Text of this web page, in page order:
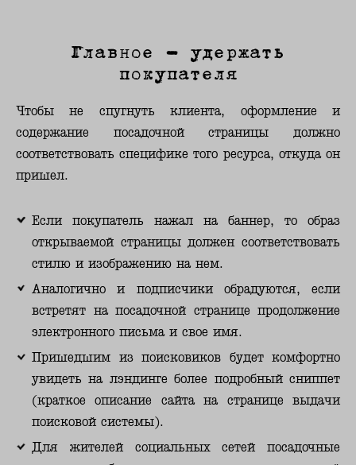
Главное – удержать
покупателя
Чтобы не спугнуть клиента, оформление и
содержание посадочной страницы должно
соответствовать специфике того ресурса, откуда он
пришел.
Если покупатель нажал на баннер, то образ
открываемой страницы должен соответствовать
стилю и изображению на нем.
Аналогично и подписчики обрадуются, если
встретят на посадочной странице продолжение
электронного письма и свое имя.
Пришедшим из поисковиков будет комфортно
увидеть на лэндинге более подробный сниппет
(краткое описание сайта на странице выдачи
поисковой системы).
Для жителей социальных сетей посадочные